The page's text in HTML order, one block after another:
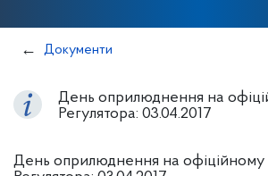
Документи
День оприлюднення на
Регулятора: 03.04.2017
День оприлюднення на офіційному